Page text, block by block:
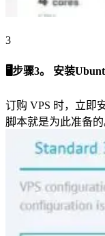
3
🖥步骤3。 安装
订购 VPS 时，立即
脚本就是为此准备的